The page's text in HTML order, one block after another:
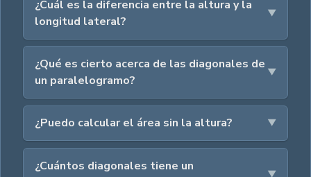
¿Cuál es la diferencia entre la altura y la
longitud lateral?
¿Qué es cierto acerca de las diagonales de
un paralelogramo?
¿Puedo calcular el área sin la altura?
¿Cuántos diagonales tiene un